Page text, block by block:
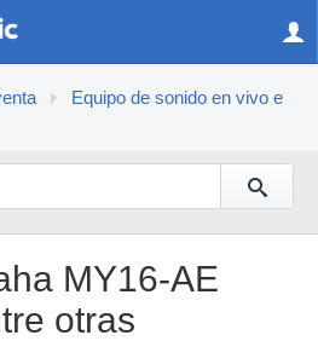
Equipo de sonido en vivo e
MY16-AE
otras